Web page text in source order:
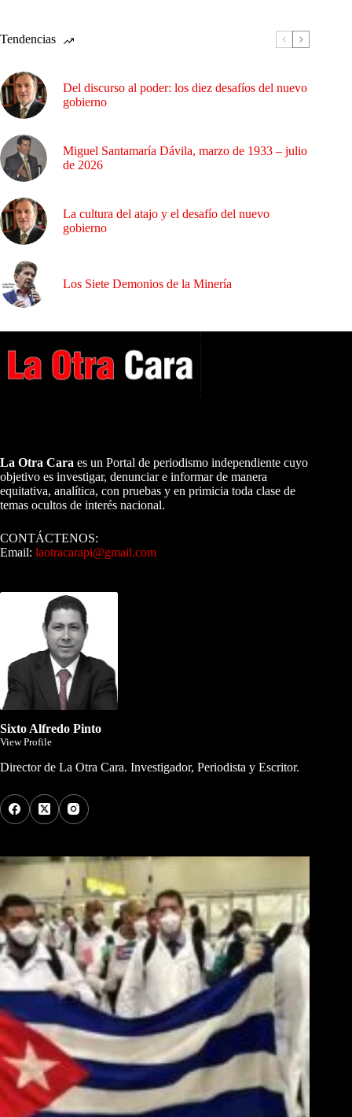
Tendencias
Del discurso al poder: los diez desafíos del nuevo
gobierno
Miguel Santamaría Dávila, marzo de 1933 – julio
de 2026
La cultura del atajo y el desafío del nuevo
gobierno
Los Siete Demonios de la Minería
La Otra Cara es un Portal de periodismo independiente cuyo
objetivo es investigar, denunciar e informar de manera
equitativa, analítica, con pruebas y en primicia toda clase de
temas ocultos de interés nacional.
CONTÁCTENOS:
Email: laotracarapi@gmail.com
Sixto Alfredo Pinto
View Profile
Director de La Otra Cara. Investigador, Periodista y Escritor.